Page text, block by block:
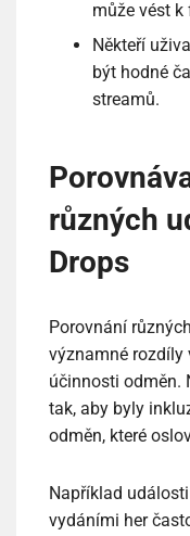
může vést
Někteří
být hodné
streamů.
různých
Drops
Porovnání
významné rozdíly
účinnosti odměn.
tak, aby byly
odměn, které
Například
vydáními her